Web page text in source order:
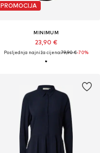
PROMOCIJA
MINIMUM
23,90 €
Posljednja najniža cijena:79,90 €-70%